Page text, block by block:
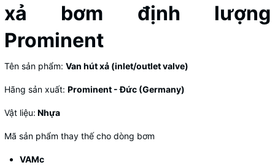
xả bơm định lượng
Prominent
Tên sản phẩm: Van hút xả (inlet/outlet valve)
Hãng sản xuất: Prominent - Đức (Germany)
Vật liệu: Nhựa
Mã sản phẩm thay thế cho dòng bơm
VAMc